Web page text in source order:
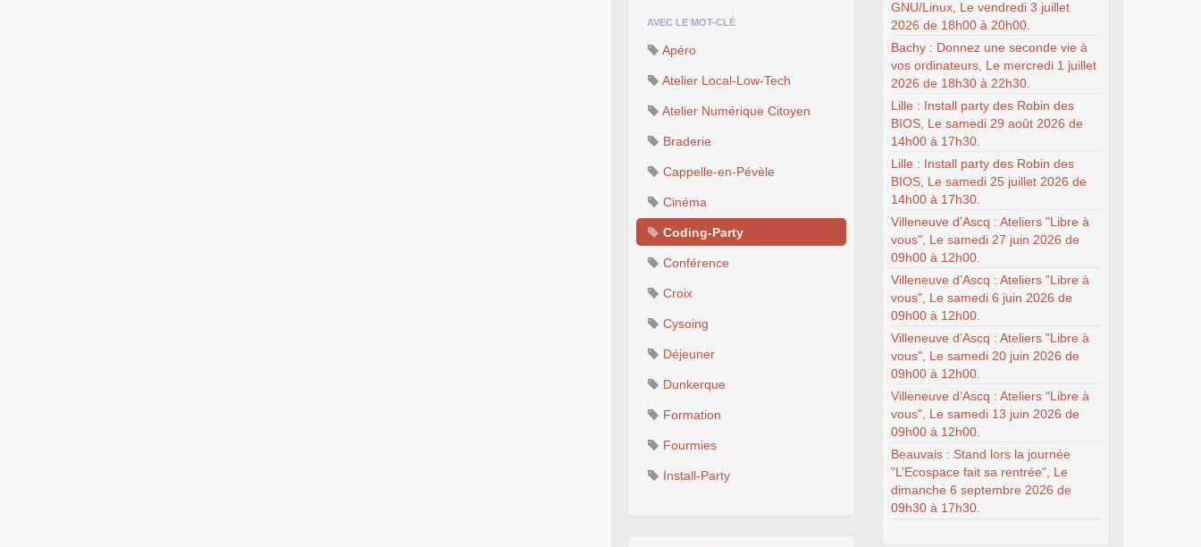
AVEC LE MOT-CLÉ
Apéro
Atelier Local-Low-Tech
Atelier Numérique Citoyen
Braderie
Cappelle-en-Pévèle
Cinéma
Coding-Party
Conférence
Croix
Cysoing
Déjeuner
Dunkerque
Formation
Fourmies
Install-Party
GNU/Linux, Le vendredi 3 juillet
2026 de 18h00 à 20h00.
Bachy : Donnez une seconde vie à
vos ordinateurs, Le mercredi 1 juillet
2026 de 18h30 à 22h30.
Lille : Install party des Robin des
BIOS, Le samedi 29 août 2026 de
14h00 à 17h30.
Lille : Install party des Robin des
BIOS, Le samedi 25 juillet 2026 de
14h00 à 17h30.
Villeneuve d’Ascq : Ateliers "Libre à
vous", Le samedi 27 juin 2026 de
09h00 à 12h00.
Villeneuve d’Ascq : Ateliers "Libre à
vous", Le samedi 6 juin 2026 de
09h00 à 12h00.
Villeneuve d’Ascq : Ateliers "Libre à
vous", Le samedi 20 juin 2026 de
09h00 à 12h00.
Villeneuve d’Ascq : Ateliers "Libre à
vous", Le samedi 13 juin 2026 de
09h00 à 12h00.
Beauvais : Stand lors la journée
"L’Ecospace fait sa rentrée", Le
dimanche 6 septembre 2026 de
09h30 à 17h30.